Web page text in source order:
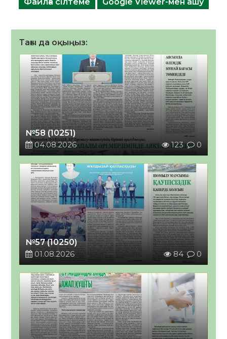
Файлға сілтеме Google Viewer-мен ашу
Тағы да оқыңыз:
№58 (10251)
04.08.2026
123 0
№57 (10250)
01.08.2026
84 0